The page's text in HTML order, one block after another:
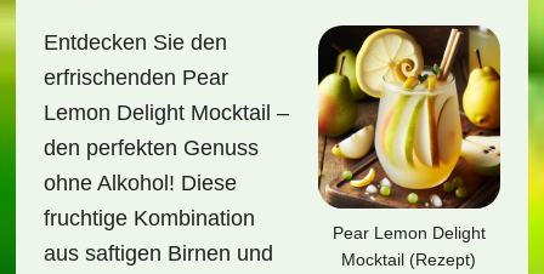
Pear Lemon Delight
Mocktail (Rezept)
Entdecken Sie den
erfrischenden Pear
Lemon Delight Mocktail –
den perfekten Genuss
ohne Alkohol! Diese
fruchtige Kombination
aus saftigen Birnen und